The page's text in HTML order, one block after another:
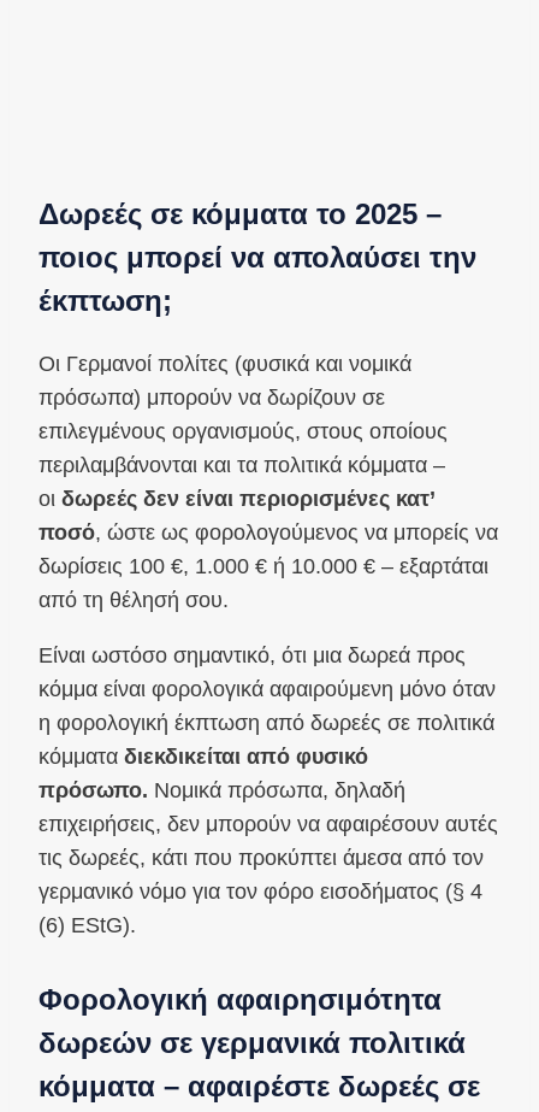
Δωρεές σε κόμματα το 2025 –
ποιος μπορεί να απολαύσει την
έκπτωση;
Οι Γερμανοί πολίτες (φυσικά και νομικά
πρόσωπα) μπορούν να δωρίζουν σε
επιλεγμένους οργανισμούς, στους οποίους
περιλαμβάνονται και τα πολιτικά κόμματα –
οι δωρεές δεν είναι περιορισμένες κατ’
ποσό, ώστε ως φορολογούμενος να μπορείς να
δωρίσεις 100 €, 1.000 € ή 10.000 € – εξαρτάται
από τη θέλησή σου.
Είναι ωστόσο σημαντικό, ότι μια δωρεά προς
κόμμα είναι φορολογικά αφαιρούμενη μόνο όταν
η φορολογική έκπτωση από δωρεές σε πολιτικά
κόμματα διεκδικείται από φυσικό
πρόσωπο. Νομικά πρόσωπα, δηλαδή
επιχειρήσεις, δεν μπορούν να αφαιρέσουν αυτές
τις δωρεές, κάτι που προκύπτει άμεσα από τον
γερμανικό νόμο για τον φόρο εισοδήματος (§ 4
(6) EStG).
Φορολογική αφαιρησιμότητα
δωρεών σε γερμανικά πολιτικά
κόμματα – αφαιρέστε δωρεές σε